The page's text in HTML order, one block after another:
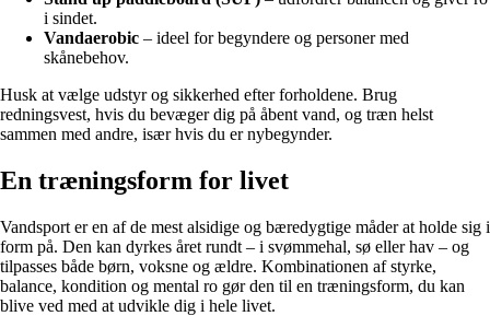
i sindet.
Vandaerobic – ideel for begyndere og personer med
skånebehov.
Husk at vælge udstyr og sikkerhed efter forholdene. Brug
redningsvest, hvis du bevæger dig på åbent vand, og træn helst
sammen med andre, især hvis du er nybegynder.
En træningsform for livet
Vandsport er en af de mest alsidige og bæredygtige måder at holde sig i
form på. Den kan dyrkes året rundt – i svømmehal, sø eller hav – og
tilpasses både børn, voksne og ældre. Kombinationen af styrke,
balance, kondition og mental ro gør den til en træningsform, du kan
blive ved med at udvikle dig i hele livet.